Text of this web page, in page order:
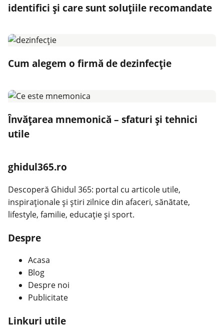
identifici și care sunt soluțiile recomandate
Cum alegem o firmă de dezinfecție
Învățarea mnemonică – sfaturi și tehnici
utile
ghidul365.ro
Descoperă Ghidul 365: portal cu articole utile,
inspiraționale și știri zilnice din afaceri, sănătate,
lifestyle, familie, educație și sport.
Despre
Acasa
Blog
Despre noi
Publicitate
Linkuri utile